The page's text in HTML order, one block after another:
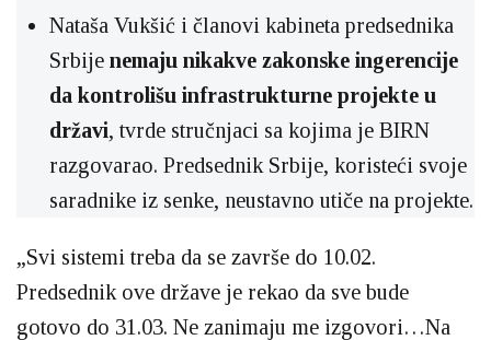
Nataša Vukšić i članovi kabineta predsednika
Srbije nemaju nikakve zakonske ingerencije
da kontrolišu infrastrukturne projekte u
državi, tvrde stručnjaci sa kojima je BIRN
razgovarao. Predsednik Srbije, koristeći svoje
saradnike iz senke, neustavno utiče na projekte.
„Svi sistemi treba da se završe do 10.02.
Predsednik ove države je rekao da sve bude
gotovo do 31.03. Ne zanimaju me izgovori…Na